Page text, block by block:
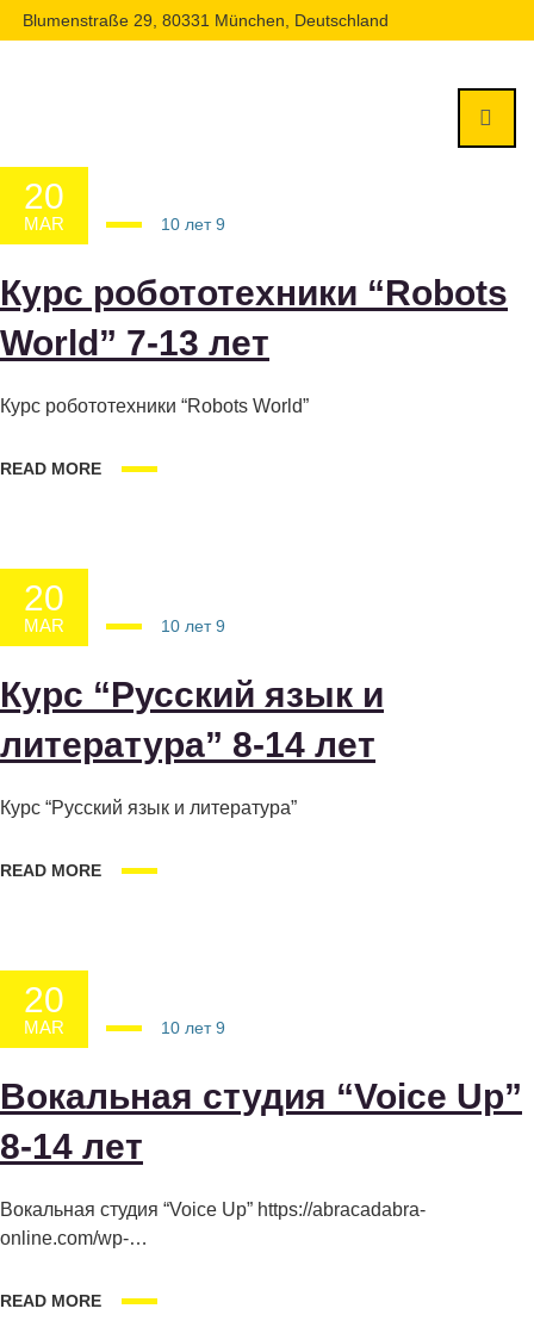
Blumenstraße 29, 80331 München, Deutschland
20
MAR
20.03.2025 10 лет9
Курс pобототехники “Robots
World” 7-13 лет
Курс pобототехники “Robots World”
READ MORE
20
MAR
20.03.2025 10 лет9
Курс “Русский язык и
литература” 8-14 лет
Курс “Русский язык и литература”
READ MORE
20
MAR
20.03.2025 10 лет9
Вокальная студия “Voice Up”
8-14 лет
Вокальная студия “Voice Up” https://abracadabra-
online.com/wp-
p4
READ MORE